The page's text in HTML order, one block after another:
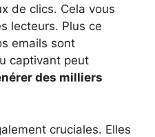
de clics. Cela vous
lecteurs. Plus ce
emails sont
captivant peut
des milliers
cruciales. Elles